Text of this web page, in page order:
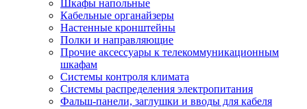
Шкафы напольные
Кабельные органайзеры
Настенные кронштейны
Полки и направляющие
Прочие аксессуары к телекоммуникационным
шкафам
Системы контроля климата
Системы распределения электропитания
Фальш-панели, заглушки и вводы для кабеля